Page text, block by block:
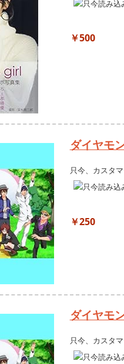
￥500
ダイヤモ
只今、カスタ
￥250
ダイヤモ
只今、カスタ